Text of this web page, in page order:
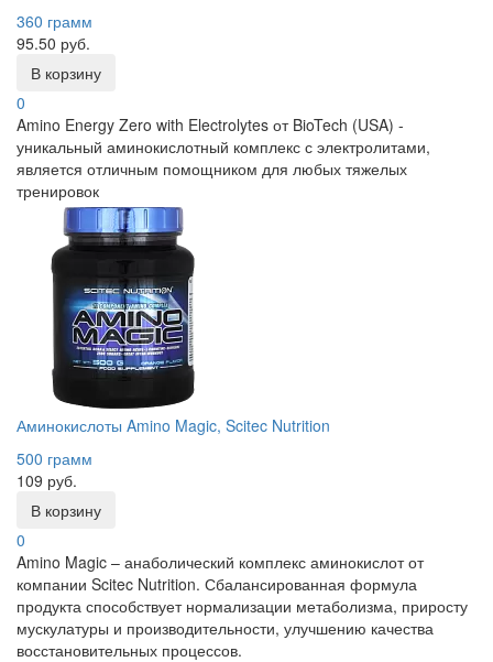
360 грамм
95.50 руб.
В корзину
0
Amino Energy Zero with Electrolytes от BioTech (USA) -
уникальный аминокислотный комплекс с электролитами,
является отличным помощником для любых тяжелых
тренировок
Аминокислоты Amino Magic, Scitec Nutrition
500 грамм
109 руб.
В корзину
0
Amino Magic – анаболический комплекс аминокислот от
компании Scitec Nutrition. Сбалансированная формула
продукта способствует нормализации метаболизма, приросту
мускулатуры и производительности, улучшению качества
восстановительных процессов.